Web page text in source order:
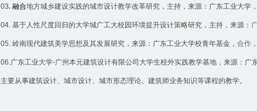
03. 融合地方城乡建设实践的城市设计教学改革研究，主持，来源：广东工业大学，
04. 基于人性尺度回归的大学城广工大校园环境提升设计策略研究，主持，来源：
05. 岭南现代建筑美学思想及其发展研究，来源：广东工业大学校青年基金， 合作，
06. 广东工业大学-广州本元建筑设计有限公司大学生校外实践教学基地，来源：广
主要从事建筑设计、城市设计、城市形态理论、建筑师业务知识等课程的教学。